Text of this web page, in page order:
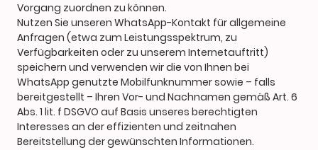
Vorgang zuordnen zu können.
Nutzen Sie unseren WhatsApp-Kontakt für allgemeine
Anfragen (etwa zum Leistungsspektrum, zu
Verfügbarkeiten oder zu unserem Internetauftritt)
speichern und verwenden wir die von Ihnen bei
WhatsApp genutzte Mobilfunknummer sowie – falls
bereitgestellt – Ihren Vor- und Nachnamen gemäß Art. 6
Abs. 1 lit. f DSGVO auf Basis unseres berechtigten
Interesses an der effizienten und zeitnahen
Bereitstellung der gewünschten Informationen.